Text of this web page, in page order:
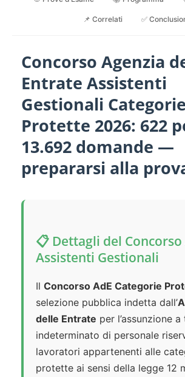
📌 Correlati ✅
Concorso Agenzia
Entrate Assistenti
Gestionali Categorie
Protette 2026: 622
13.692 domande —
prepararsi alla
📋 Dettagli del Concorso
Assistenti Gestionali
Il Concorso AdE Categorie
selezione pubblica indetta dall’
delle Entrate per l’assunzione
indeterminato di personale
lavoratori appartenenti alle
protette ai sensi della legge 12